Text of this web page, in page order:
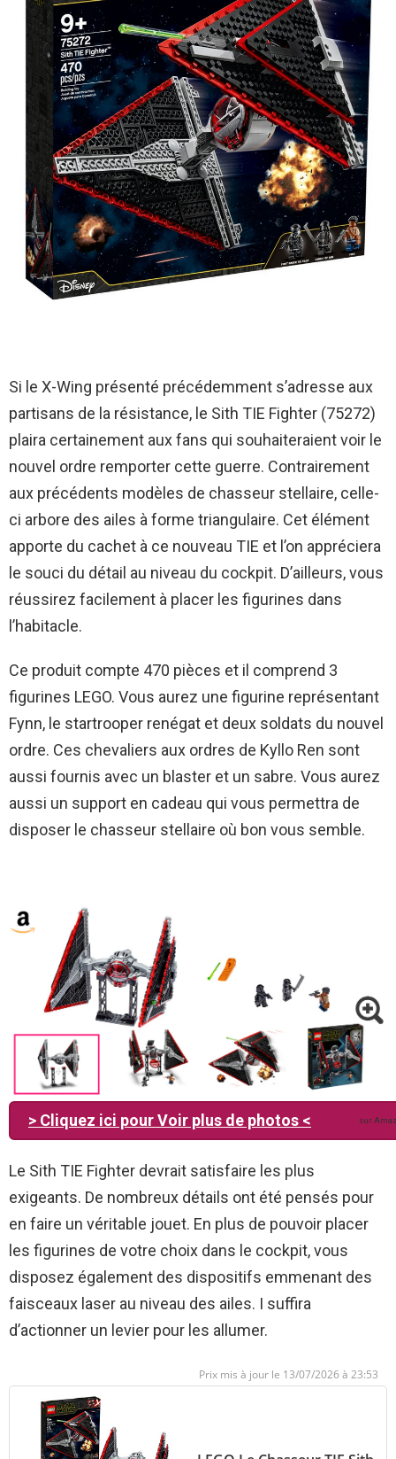
Si le X-Wing présenté précédemment s’adresse aux
partisans de la résistance, le Sith TIE Fighter (75272)
plaira certainement aux fans qui souhaiteraient voir le
nouvel ordre remporter cette guerre. Contrairement
aux précédents modèles de chasseur stellaire, celle-
ci arbore des ailes à forme triangulaire. Cet élément
apporte du cachet à ce nouveau TIE et l’on appréciera
le souci du détail au niveau du cockpit. D’ailleurs, vous
réussirez facilement à placer les figurines dans
l’habitacle.
Ce produit compte 470 pièces et il comprend 3
figurines LEGO. Vous aurez une figurine représentant
Fynn, le startrooper renégat et deux soldats du nouvel
ordre. Ces chevaliers aux ordres de Kyllo Ren sont
aussi fournis avec un blaster et un sabre. Vous aurez
aussi un support en cadeau qui vous permettra de
disposer le chasseur stellaire où bon vous semble.
> Cliquez ici pour Voir plus de photos < sur
Le Sith TIE Fighter devrait satisfaire les plus
exigeants. De nombreux détails ont été pensés pour
en faire un véritable jouet. En plus de pouvoir placer
les figurines de votre choix dans le cockpit, vous
disposez également des dispositifs emmenant des
faisceaux laser au niveau des ailes. I suffira
d’actionner un levier pour les allumer.
13/07/2026 à 23:53